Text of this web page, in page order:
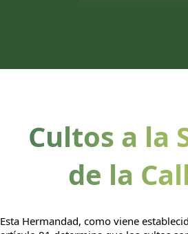
Cultos a la
de la
Esta Hermandad, como viene